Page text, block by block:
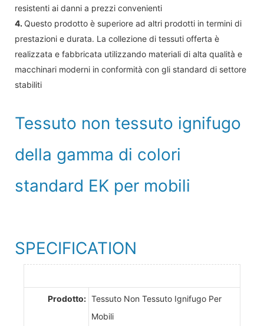
resistenti ai danni a prezzi convenienti
4. Questo prodotto è superiore ad altri prodotti in termini di
prestazioni e durata. La collezione di tessuti offerta è
realizzata e fabbricata utilizzando materiali di alta qualità e
macchinari moderni in conformità con gli standard di settore
stabiliti
Tessuto non tessuto ignifugo
della gamma di colori
standard EK per mobili
SPECIFICATION
Prodotto: Tessuto Non Tessuto Ignifugo Per
Mobili